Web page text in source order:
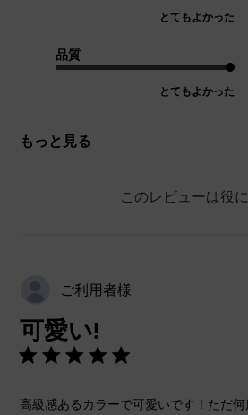
とてもよかった
品質
とてもよかった
もっと見る
このレビューは役
ご利用者様
可愛い!
高級感あるカラーで可愛いです！ただ